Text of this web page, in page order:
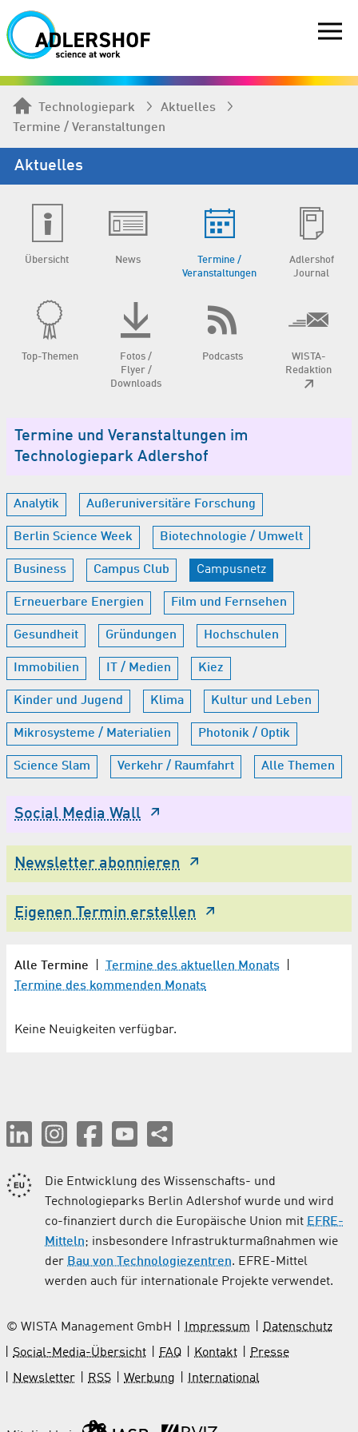
Technologiepark
Aktuelles
Termine / Veranstaltungen
Aktuelles
Übersicht News
Termine /
Veranstaltungen
Adlershof
Journal
Top-Themen
Fotos /
Flyer /
Downloads
Podcasts
WISTA-
Redaktion
Termine und Veranstaltungen im
Technologiepark Adlershof
Analytik Außeruniversitäre Forschung
Berlin Science Week Biotechnologie / Umwelt
Business Campus Club Campusnetz
Erneuerbare Energien Film und Fernsehen
Gesundheit Gründungen Hochschulen
Immobilien IT / Medien Kiez
Kinder und Jugend Klima Kultur und Leben
Mikrosysteme / Materialien Photonik / Optik
Science Slam Verkehr / Raumfahrt Alle Themen
Social Media Wall
Newsletter abonnieren
Eigenen Termin erstellen
Alle Termine Termine des aktuellen Monats
Termine des kommenden Monats
Keine Neuigkeiten verfügbar.
Die Entwicklung des Wissenschafts- und
Technologieparks Berlin Adlershof wurde und wird
co-finanziert durch die Europäische Union mit EFRE-
Mitteln; insbesondere Infrastrukturmaßnahmen wie
der Bau von Technologiezentren. EFRE-Mittel
werden auch für internationale Projekte verwendet.
© WISTA Management GmbH Impressum
Datenschutz
Social-Media-Übersicht
FAQ Kontakt
Presse
Newsletter
RSS Werbung International